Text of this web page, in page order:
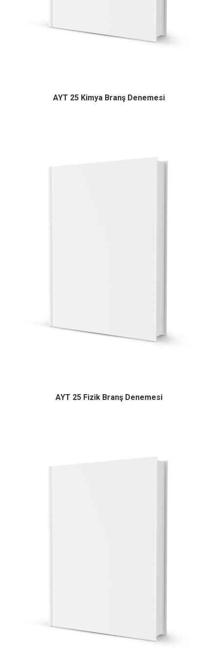
AYT 25 Kimya Branş Denemesi
AYT 25 Fizik Branş Denemesi